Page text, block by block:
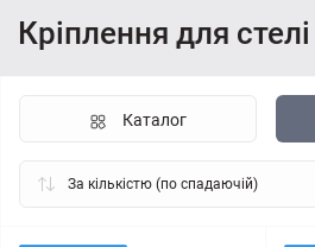
Кріплення для стелі
Каталог